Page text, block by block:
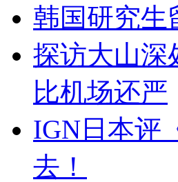
韩国研究生
探访大山深
比机场还严
IGN日本评
去！